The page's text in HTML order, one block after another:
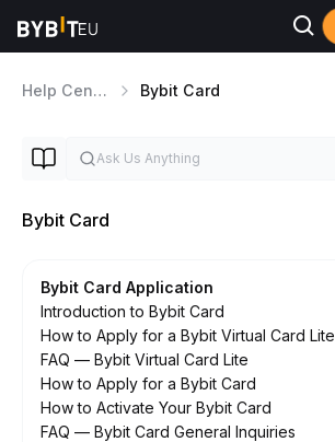
Help Center Bybit Card
Bybit Card
Bybit Card Application
Introduction to Bybit Card
How to Apply for a Bybit Virtual Card Lite
FAQ — Bybit Virtual Card Lite
How to Apply for a Bybit Card
How to Activate Your Bybit Card
FAQ — Bybit Card General Inquiries